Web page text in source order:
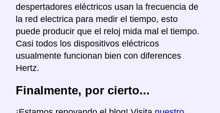
despertadores eléctricos usan la frecuencia de
la red electrica para medir el tiempo, esto
puede producir que el reloj mida mal el tiempo.
Casi todos los dispositivos eléctricos
usualmente funcionan bien con diferences
Hertz.
Finalmente, por cierto...